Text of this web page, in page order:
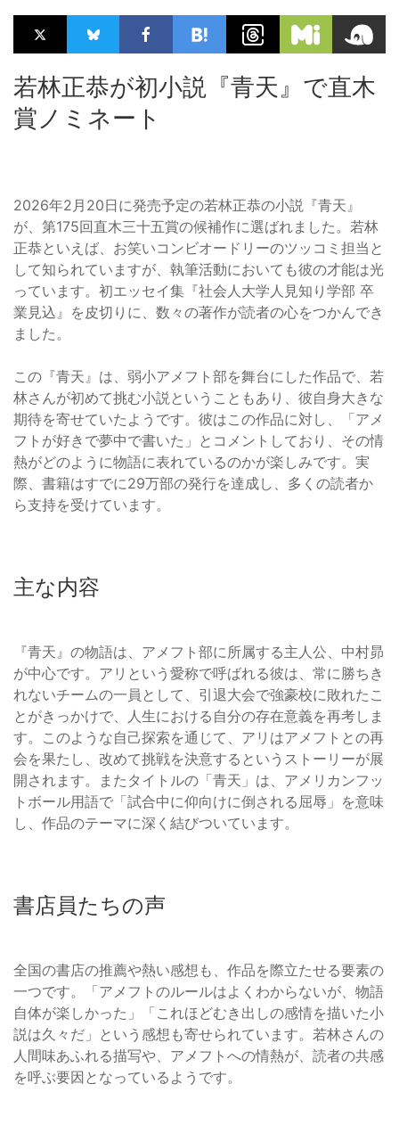
若林正恭が初小説『青天』で直木
賞ノミネート
2026年2月20日に発売予定の若林正恭の小説『青天』
が、第175回直木三十五賞の候補作に選ばれました。若林
正恭といえば、お笑いコンビオードリーのツッコミ担当と
して知られていますが、執筆活動においても彼の才能は光
っています。初エッセイ集『社会人大学人見知り学部 卒
業見込』を皮切りに、数々の著作が読者の心をつかんでき
ました。
この『青天』は、弱小アメフト部を舞台にした作品で、若
林さんが初めて挑む小説ということもあり、彼自身大きな
期待を寄せていたようです。彼はこの作品に対し、「アメ
フトが好きで夢中で書いた」とコメントしており、その情
熱がどのように物語に表れているのかが楽しみです。実
際、書籍はすでに29万部の発行を達成し、多くの読者か
ら支持を受けています。
主な内容
『青天』の物語は、アメフト部に所属する主人公、中村昴
が中心です。アリという愛称で呼ばれる彼は、常に勝ちき
れないチームの一員として、引退大会で強豪校に敗れたこ
とがきっかけで、人生における自分の存在意義を再考しま
す。このような自己探索を通じて、アリはアメフトとの再
会を果たし、改めて挑戦を決意するというストーリーが展
開されます。またタイトルの「青天」は、アメリカンフッ
トボール用語で「試合中に仰向けに倒される屈辱」を意味
し、作品のテーマに深く結びついています。
書店員たちの声
全国の書店の推薦や熱い感想も、作品を際立たせる要素の
一つです。「アメフトのルールはよくわからないが、物語
自体が楽しかった」「これほどむき出しの感情を描いた小
説は久々だ」という感想も寄せられています。若林さんの
人間味あふれる描写や、アメフトへの情熱が、読者の共感
を呼ぶ要因となっているようです。